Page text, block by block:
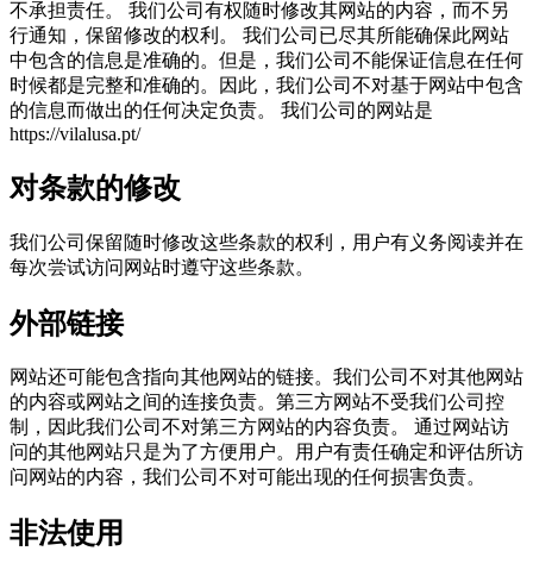
不承担责任。 我们公司有权随时修改其网站的内容，而不另
行通知，保留修改的权利。 我们公司已尽其所能确保此网站
中包含的信息是准确的。但是，我们公司不能保证信息在任何
时候都是完整和准确的。因此，我们公司不对基于网站中包含
的信息而做出的任何决定负责。 我们公司的网站是
https://vilalusa.pt/
对条款的修改
我们公司保留随时修改这些条款的权利，用户有义务阅读并在
每次尝试访问网站时遵守这些条款。
外部链接
网站还可能包含指向其他网站的链接。我们公司不对其他网站
的内容或网站之间的连接负责。第三方网站不受我们公司控
制，因此我们公司不对第三方网站的内容负责。 通过网站访
问的其他网站只是为了方便用户。用户有责任确定和评估所访
问网站的内容，我们公司不对可能出现的任何损害负责。
非法使用